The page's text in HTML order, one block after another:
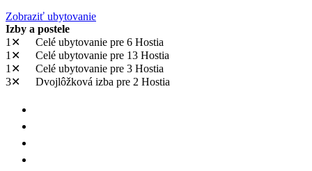
Zobraziť ubytovanie
Izby a postele
1✕
Celé ubytovanie pre 6 Hostia
1✕
Celé ubytovanie pre 13 Hostia
1✕
Celé ubytovanie pre 3 Hostia
3✕
Dvojlôžková izba pre 2 Hostia